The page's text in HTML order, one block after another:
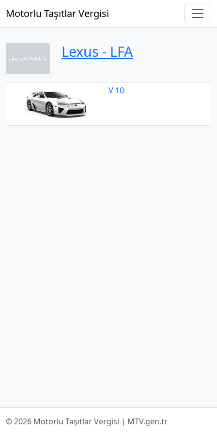
Motorlu Taşıtlar Vergisi
Lexus ‐ LFA
V 10
© 2026 Motorlu Taşıtlar Vergisi | MTV.gen.tr